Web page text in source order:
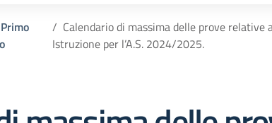
Calendario di massima delle prove relative
Istruzione per l’A.S. 2024/2025.